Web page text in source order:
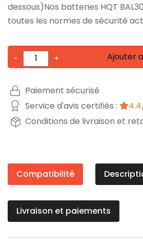
dessous)Nos batteries HQT
toutes les normes de sécurité
- + Ajouter
Paiement sécurisé
Service d'avis certifiés :
Conditions de livraison et
Compatibilité
Livraison et paiements